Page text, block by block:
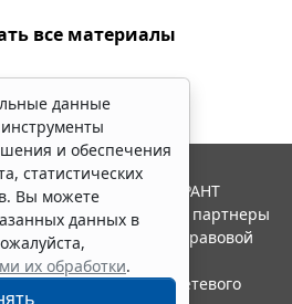
все материалы
данные
и обеспечения
статистических
Вы можете
данных в
их обработки.
2026. Система ГАРАНТ
Компания "Гарант" и ее партнеры
ассоциации правовой
в качестве сетевого